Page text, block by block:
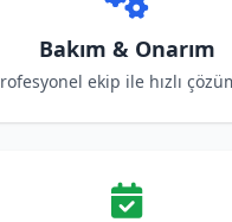
Bakım & Onarım
ekip ile hızlı